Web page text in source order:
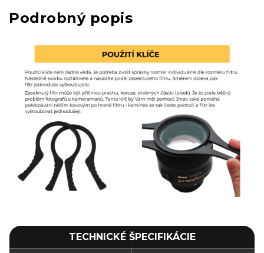
Podrobný popis
TECHNICKÉ ŠPECIFIKÁCIE